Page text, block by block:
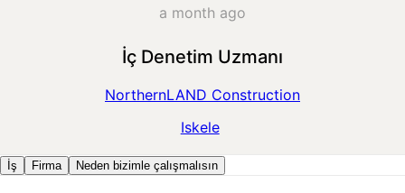
a month ago
İç Denetim Uzmanı
NorthernLAND Construction
Iskele
İş Firma Neden bizimle çalışmalısın